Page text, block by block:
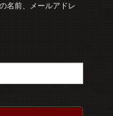
名前、メールアドレ